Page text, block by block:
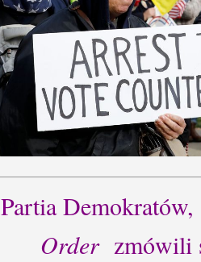
Partia
Orderzmówili